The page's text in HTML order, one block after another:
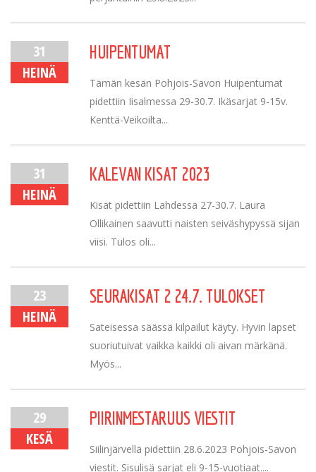
31
HEINÄ
HUIPENTUMAT
Tämän kesän Pohjois-Savon Huipentumat
pidettiin Iisalmessa 29-30.7. Ikäsarjat 9-15v.
Kenttä-Veikoilta...
31
HEINÄ
KALEVAN KISAT 2023
Kisat pidettiin Lahdessa 27-30.7. Laura
Ollikainen saavutti naisten seiväshypyssä sijan
viisi. Tulos oli...
23
HEINÄ
SEURAKISAT 2 24.7. TULOKSET
Sateisessa säässä kilpailut käyty. Hyvin lapset
suoriutuivat vaikka kaikki oli aivan märkänä.
Myös...
29
KESÄ
PIIRINMESTARUUS VIESTIT
Siilinjärvellä pidettiin 28.6.2023 Pohjois-Savon
viestit. Sisulisä sarjat eli 9-15-vuotiaat....